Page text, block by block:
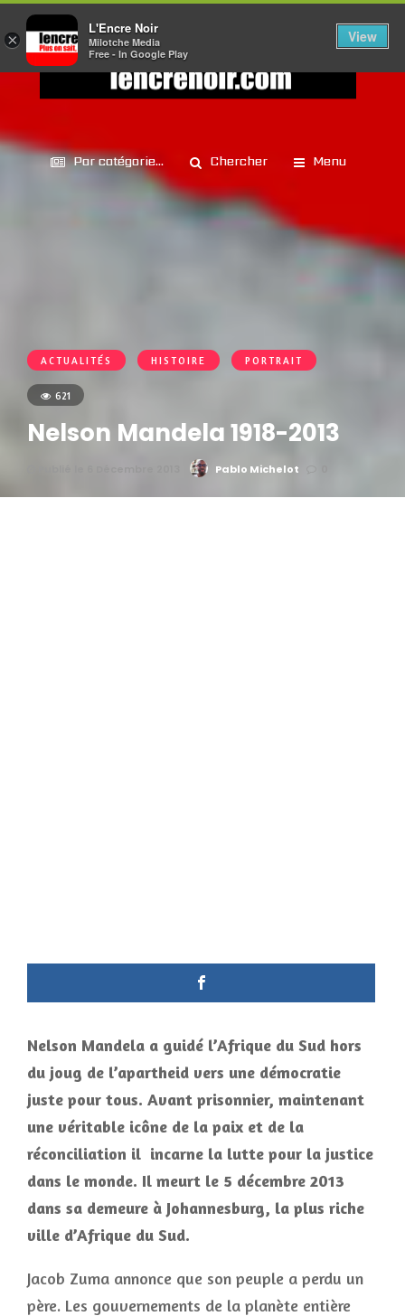
Par catégorie... Chercher Menu
ACTUALITÉS HISTOIRE PORTRAIT
621
Nelson Mandela 1918-2013
Pablo Michelot
Nelson Mandela a guidé l’Afrique du Sud hors
du joug de l’apartheid vers une démocratie
juste pour tous. Avant prisonnier, maintenant
une véritable icône de la paix et de la
réconciliation il incarne la lutte pour la justice
dans le monde. Il meurt le 5 décembre 2013
dans sa demeure à Johannesburg, la plus riche
ville d’Afrique du Sud.
Jacob Zuma annonce que son peuple a perdu un
père. Les gouvernements de la planète entière
×
L'Encre Noir
Milotche Media
Free - In Google Play
View